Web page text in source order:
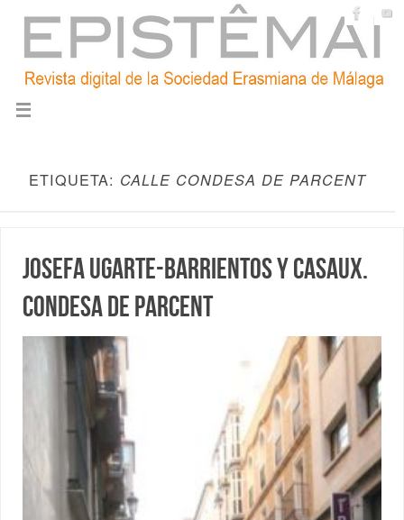
ETIQUETA: CALLE CONDESA DE PARCENT
Josefa Ugarte-Barrientos y Casaux.
Condesa de Parcent